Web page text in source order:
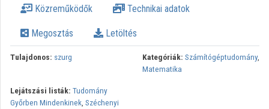
Közreműködők
Közreműködők Technikai adatok
Megosztás Letöltés
Tulajdonos: szurg Kategóriák: Számítógéptudomány,
Matematika
Lejátszási listák: Tudomány
Győrben Mindenkinek, Széchenyi